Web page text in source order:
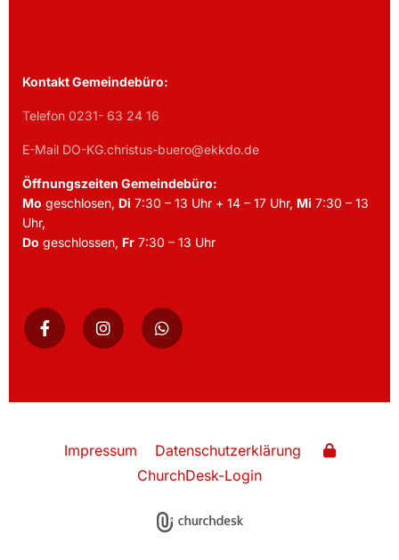
Kontakt Gemeindebüro:
Telefon 0231- 63 24 16
E-Mail DO-KG.christus-buero@ekkdo.de
Öffnungszeiten Gemeindebüro:
Mo geschlosen, Di 7:30 – 13 Uhr + 14 – 17 Uhr, Mi 7:30 – 13
Uhr,
Do geschlossen, Fr 7:30 – 13 Uhr
Impressum
Datenschutzerklärung
ChurchDesk-Login